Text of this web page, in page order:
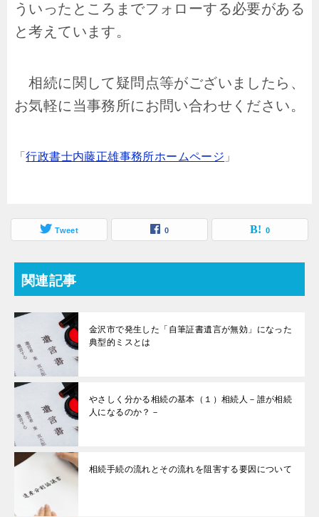
ういったところまでフォローする必要がある
と考えています。
相続に関して疑問点等がございましたら、
お気軽に当事務所にお問い合わせください。
「行政書士内藤正雄事務所ホームページ 」
Tweet 0 0
関連記事
金沢市で発生した「自筆証書遺言が無効」になった
典型的ミスとは
やさしく分かる相続の基本（１）相続人－誰が相続
人になるのか？－
相続手続の流れとその流れを阻害する要因について